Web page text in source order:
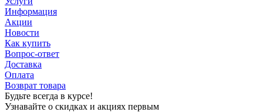
Информация
Акции
Новости
Как купить
Вопрос-ответ
Доставка
Оплата
Возврат товара
Будьте всегда в курсе!
Узнавайте о скидках и акциях первым